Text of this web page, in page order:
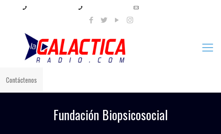
Contáctenos
Fundación Biopsicosocial